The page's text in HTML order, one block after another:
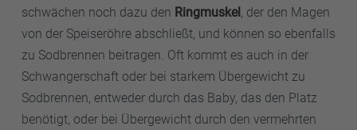
schwächen noch dazu den Ringmuskel, der den Magen
von der Speiseröhre abschließt, und können so ebenfalls
zu Sodbrennen beitragen. Oft kommt es auch in der
Schwangerschaft oder bei starkem Übergewicht zu
Sodbrennen, entweder durch das Baby, das den Platz
benötigt, oder bei Übergewicht durch den vermehrten